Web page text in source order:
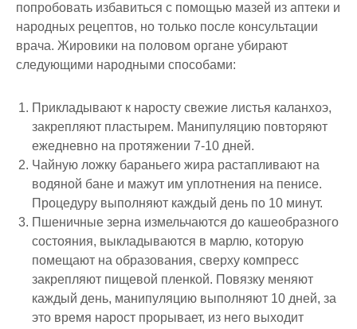
попробовать избавиться с помощью мазей из аптеки и
народных рецептов, но только после консультации
врача. Жировики на половом органе убирают
следующими народными способами:
Прикладывают к наросту свежие листья каланхоэ,
закрепляют пластырем. Манипуляцию повторяют
ежедневно на протяжении 7-10 дней.
Чайную ложку бараньего жира растапливают на
водяной бане и мажут им уплотнения на пенисе.
Процедуру выполняют каждый день по 10 минут.
Пшеничные зерна измельчаются до кашеобразного
состояния, выкладываются в марлю, которую
помещают на образования, сверху компресс
закрепляют пищевой пленкой. Повязку меняют
каждый день, манипуляцию выполняют 10 дней, за
это время нарост прорывает, из него выходит